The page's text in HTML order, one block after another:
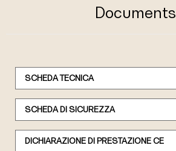
Documents
SCHEDA TECNICA
SCHEDA DI SICUREZZA
DICHIARAZIONE DI PRESTAZIONE CE